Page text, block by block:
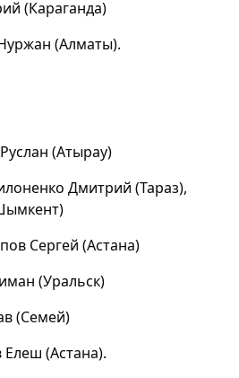
(Караганда)
(Алматы).
(Атырау)
Дмитрий (Тараз),
Сергей (Астана)
(Уральск)
(Семей)
(Астана).